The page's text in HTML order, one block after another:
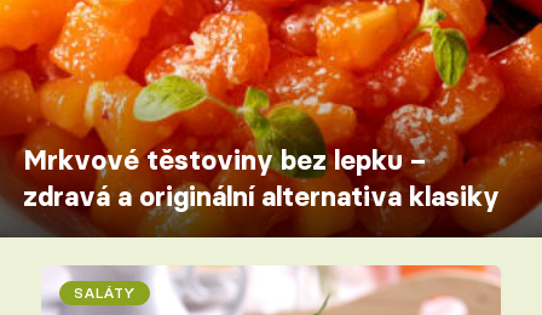
Mrkvové těstoviny bez lepku –
zdravá a originální alternativa klasiky
SALÁTY